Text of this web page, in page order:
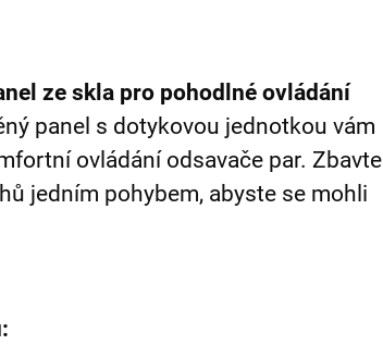
ze skla pro pohodlné ovládání
panel s dotykovou jednotkou vám
ovládání odsavače par. Zbavte
jedním pohybem, abyste se mohli